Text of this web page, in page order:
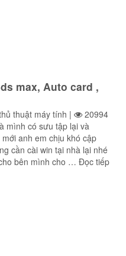
max, Auto card ,
thuật máy tính |
20994
mình có sưu tập lại và
anh em chịu khó cập
cần cài win tại nhà lại nhé
bên mình cho … Đọc tiếp